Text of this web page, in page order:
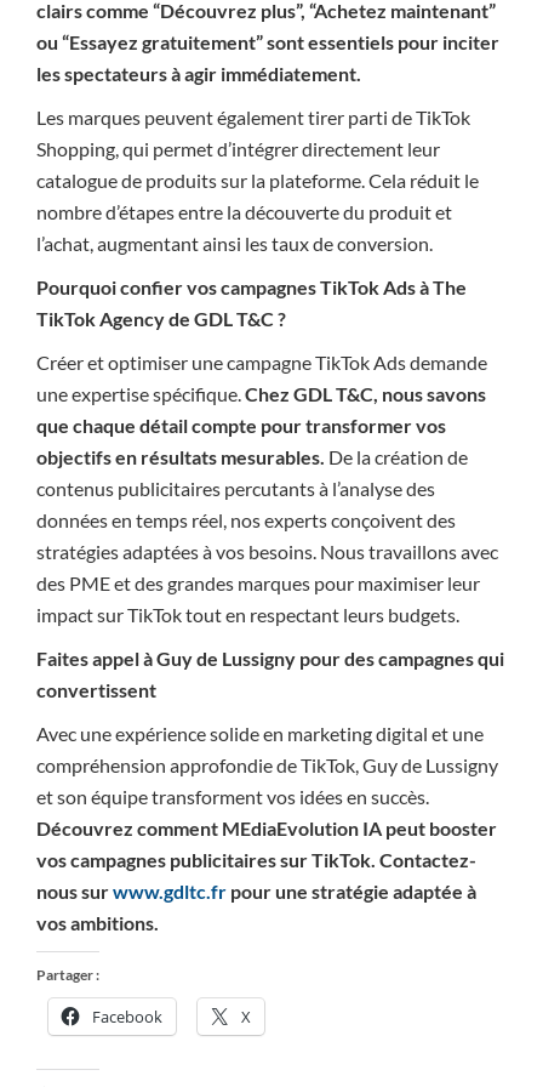
clairs comme “Découvrez plus”, “Achetez maintenant”
ou “Essayez gratuitement” sont essentiels pour inciter
les spectateurs à agir immédiatement.
Les marques peuvent également tirer parti de TikTok
Shopping, qui permet d’intégrer directement leur
catalogue de produits sur la plateforme. Cela réduit le
nombre d’étapes entre la découverte du produit et
l’achat, augmentant ainsi les taux de conversion.
Pourquoi confier vos campagnes TikTok Ads à The
TikTok Agency de GDL T&C ?
Créer et optimiser une campagne TikTok Ads demande
une expertise spécifique.Chez GDL T&C, nous savons
que chaque détail compte pour transformer vos
objectifs en résultats mesurables. De la création de
contenus publicitaires percutants à l’analyse des
données en temps réel, nos experts conçoivent des
stratégies adaptées à vos besoins. Nous travaillons avec
des PME et des grandes marques pour maximiser leur
impact sur TikTok tout en respectant leurs budgets.
Faites appel à Guy de Lussigny pour des campagnes qui
convertissent
Avec une expérience solide en marketing digital et une
compréhension approfondie de TikTok, Guy de Lussigny
et son équipe transforment vos idées en succès.
Découvrez comment MEdiaEvolution IA peut booster
vos campagnes publicitaires sur TikTok. Contactez-
nous surwww.gdltc.fr pour une stratégie adaptée à
vos ambitions.
Partager :
Facebook X